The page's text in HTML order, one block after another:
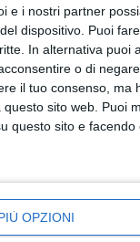
e i nostri partner
dispositivo. Puoi
In alternativa puoi
o di
il tuo consenso,
sito web. Puoi
questo sito e
OPZIONI
– il commento
, in un'ottica
con interventi
che non
ad imporsi
la dottoressa